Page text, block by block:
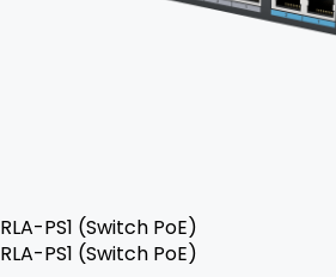
RLA-PS1 (Switch PoE)
RLA-PS1 (Switch PoE)